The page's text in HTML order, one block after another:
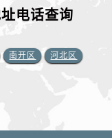
电话查询
南开区 河北区